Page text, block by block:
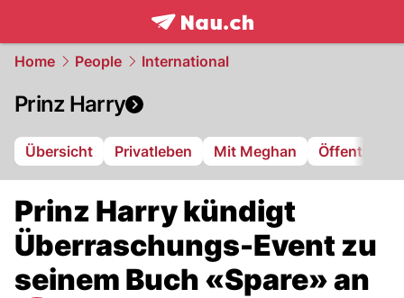
frontpage.NAU.ch
Home People International
Prinz Harry
Übersicht Privatleben Mit Meghan Öffentliche
Prinz Harry kündigt
Überraschungs-Event zu
seinem Buch «Spare» an